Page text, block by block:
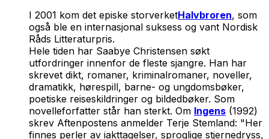
I 2001 kom det episke storverketHalvbroren, som
også ble en internasjonal suksess og vant Nordisk
Råds Litteraturpris.
Hele tiden har Saabye Christensen søkt
utfordringer innenfor de fleste sjangre. Han har
skrevet dikt, romaner, kriminalromaner, noveller,
dramatikk, hørespill, barne- og ungdomsbøker,
poetiske reiseskildringer og bildedbøker. Som
novelleforfatter står han sterkt. Om Ingens (1992)
skrev Aftenpostens anmelder Terje Stemland: "Her
finnes perler av iakttagelser, sproglige stjernedryss,